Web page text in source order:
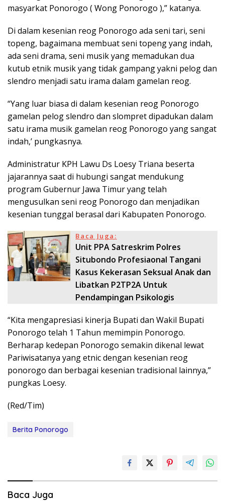
masyarkat Ponorogo ( Wong Ponorogo ),” katanya.
Di dalam kesenian reog Ponorogo ada seni tari, seni
topeng, bagaimana membuat seni topeng yang indah,
ada seni drama, seni musik yang memadukan dua
kutub etnik musik yang tidak gampang yakni pelog dan
slendro menjadi satu irama dalam gamelan reog.
“Yang luar biasa di dalam kesenian reog Ponorogo
gamelan pelog slendro dan slompret dipadukan dalam
satu irama musik gamelan reog Ponorogo yang sangat
indah,’ pungkasnya.
Administratur KPH Lawu Ds Loesy Triana beserta
jajarannya saat di hubungi sangat mendukung
program Gubernur Jawa Timur yang telah
mengusulkan seni reog Ponorogo dan menjadikan
kesenian tunggal berasal dari Kabupaten Ponorogo.
Baca Juga:
Unit PPA Satreskrim Polres
Situbondo Profesiaonal Tangani
Kasus Kekerasan Seksual Anak dan
Libatkan P2TP2A Untuk
Pendampingan Psikologis
“Kita mengapresiasi kinerja Bupati dan Wakil Bupati
Ponorogo telah 1 Tahun memimpin Ponorogo.
Berharap kedepan Ponorogo semakin dikenal lewat
Pariwisatanya yang etnic dengan kesenian reog
ponorogo dan berbagai kesenian tradisional lainnya,”
pungkas Loesy.
(Red/Tim)
Berita Ponorogo
Baca Juga